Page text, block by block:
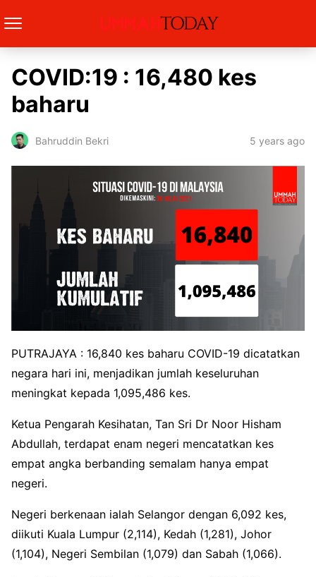
COVID:19 : 16,480 kes
baharu
Bahruddin Bekri 5 years ago
PUTRAJAYA : 16,840 kes baharu COVID-19 dicatatkan
negara hari ini, menjadikan jumlah keseluruhan
meningkat kepada 1,095,486 kes.
Ketua Pengarah Kesihatan, Tan Sri Dr Noor Hisham
Abdullah, terdapat enam negeri mencatatkan kes
empat angka berbanding semalam hanya empat
negeri.
Negeri berkenaan ialah Selangor dengan 6,092 kes,
diikuti Kuala Lumpur (2,114), Kedah (1,281), Johor
(1,104), Negeri Sembilan (1,079) dan Sabah (1,066).